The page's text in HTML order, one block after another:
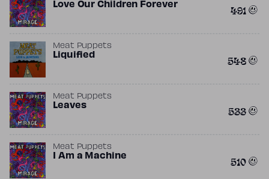
Love Our Children Forever 491
Meat Puppets
Liquified 548
Meat Puppets
Leaves 533
Meat Puppets
I Am a Machine 510